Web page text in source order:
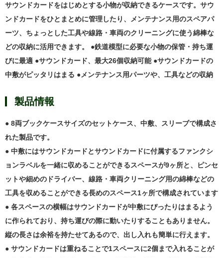
サウンドカードをはじめとする小物が収納できるケースです。サウ
ンドカードをひとまとめに管理したり、メンテナンス用のスペアパ
ーツ、ちょっとした工具や線路・車両のクリーニングに使う綿棒な
どの収納に活用できます。 ●鉄道模型に必要な小物の保管・持ち運
びに最適 ●サウンドカード、最大26個収納可能 ●サウンドカードの
中敷がピッタリはまる ●メンテナンス用パーツや、工具などの収納
製品情報
● 8両ブックケースサイズのセットケース、中敷、スリーブで構成さ
れた製品です。
● 中敷にはサウンドカードとサウンドカードに付属するファンクシ
ョンラベルを一緒に収めることができるスペースが9ヶ所と、ピンセ
ットや細めのドライバー、線路・車両クリーニング用の綿棒などの
工具を収めることができる長めのスペース1ヶ所で構成されています
● 各スペースの横幅はサウンドカードが中敷にぴったりはまるよう
に作られており、持ち運びの際に動いたりすることもありません。
縦の長さは余裕を持たせてあるので、出し入れも簡単に行えます。
● サウンドカードは重ねることで1スペースに2個まで入れることが